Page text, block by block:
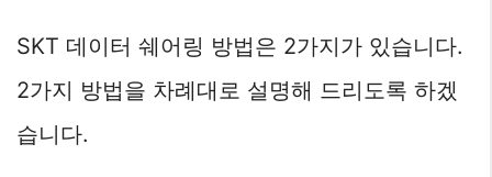
SKT 데이터 쉐어링 방법은 2가지가 있습니다.
2가지 방법을 차례대로 설명해 드리도록 하겠
습니다.